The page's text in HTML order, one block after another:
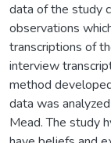
data of the study
observations
transcriptions of
interview
method
data was
Mead. The study